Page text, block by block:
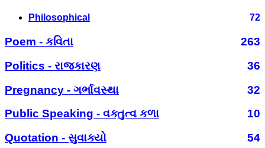
Philosophical 72
Poem - કવિતા
263
Politics - રાજકારણ
36
Pregnancy - ગર્ભાવસ્થા
32
Public Speaking - વક્તુત્વ કળા
10
Quotation - સુવાક્યો
54